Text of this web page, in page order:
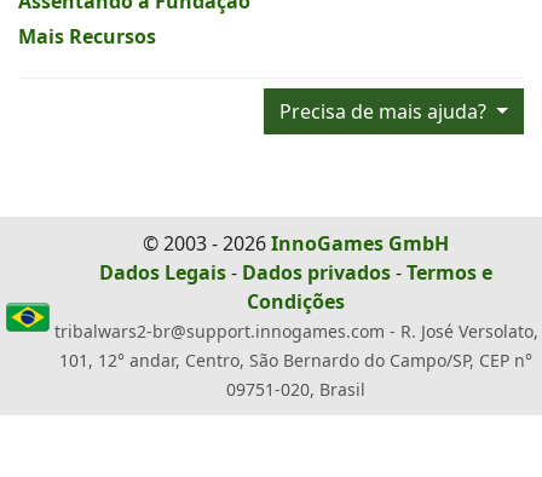
Mais Recursos
Precisa de mais ajuda?
© 2003 - 2026InnoGames GmbH
Dados Legais- Dados privados-Termos e
Condições
tribalwars2-br@support.innogames.com - R. José Versolato,
101, 12° andar, Centro, São Bernardo do Campo/SP, CEP n°
09751-020, Brasil